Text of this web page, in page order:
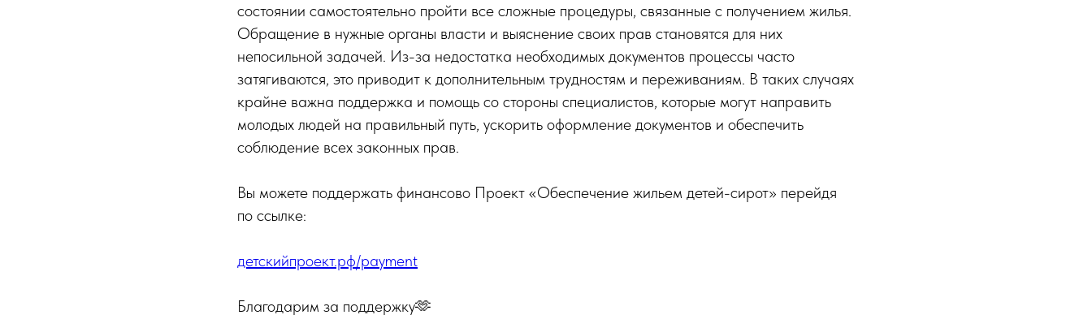
состоянии самостоятельно пройти все сложные процедуры, связанные с получением жилья.
Обращение в нужные органы власти и выяснение своих прав становятся для них
непосильной задачей. Из-за недостатка необходимых документов процессы часто
затягиваются, это приводит к дополнительным трудностям и переживаниям. В таких случаях
крайне важна поддержка и помощь со стороны специалистов, которые могут направить
молодых людей на правильный путь, ускорить оформление документов и обеспечить
соблюдение всех законных прав.
Вы можете поддержать финансово Проект «Обеспечение жильем детей-сирот» перейдя
по ссылке:
детскийпроект.рф/payment
Благодарим за поддержку🫶